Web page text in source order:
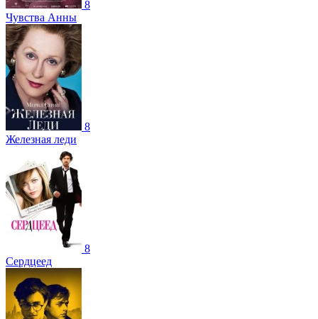
8
Чувства Анны
8
Железная леди
8
Сердцеед